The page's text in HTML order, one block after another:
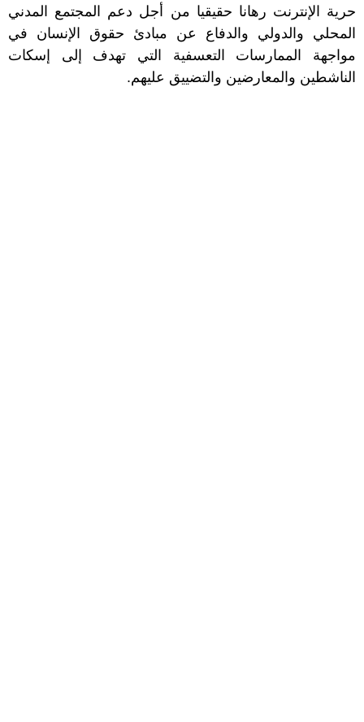
حرية الإنترنت رهانا حقيقيا من أجل دعم المجتمع المدني
المحلي والدولي والدفاع عن مبادئ حقوق الإنسان في
مواجهة الممارسات التعسفية التي تهدف إلى إسكات
الناشطين والمعارضين والتضييق عليهم.